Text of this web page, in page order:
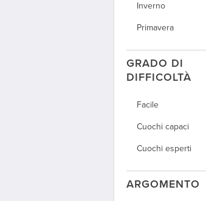
Inverno
Primavera
GRADO DI
DIFFICOLTÀ
Facile
Cuochi capaci
Cuochi esperti
ARGOMENTO